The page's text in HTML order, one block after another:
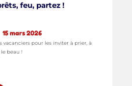
feu, partez !
15 mars 2026
vacanciers pour les inviter à prier, à
beau !